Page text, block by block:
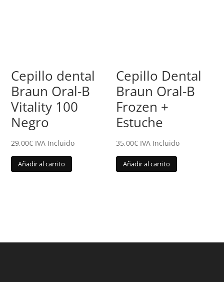
Cepillo dental
Braun Oral-B
Vitality 100
Negro
29,00€ IVA Incluido
Añadir al carrito
Cepillo Dental
Braun Oral-B
Frozen +
Estuche
35,00€ IVA Incluido
Añadir al carrito